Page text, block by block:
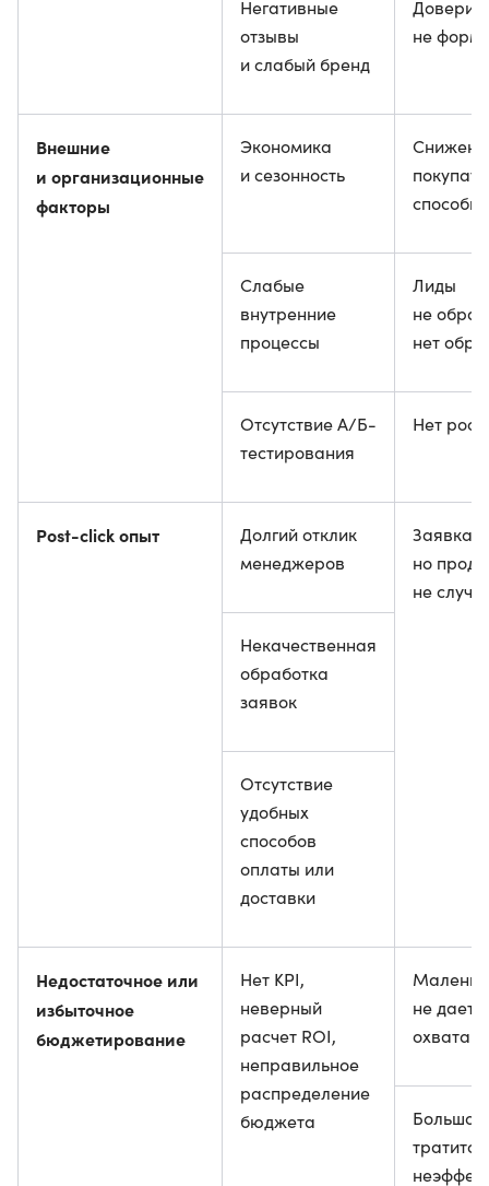
Негативные
отзывы
и слабый бренд
Доверие
не
Внешние
и организационные
факторы
Экономика
и сезонность
Слабые
внутренние
процессы
Лиды
не
нет
Отсутствие А/Б-
тестирования
Нет
Post-click опыт
Долгий отклик
менеджеров
Заявка
но
не
Некачественная
обработка
заявок
Отсутствие
удобных
способов
оплаты или
доставки
Недостаточное или
избыточное
бюджетирование
Нет KPI,
неверный
расчет ROI,
неправильное
распределение
бюджета
не дает
охвата
тратится